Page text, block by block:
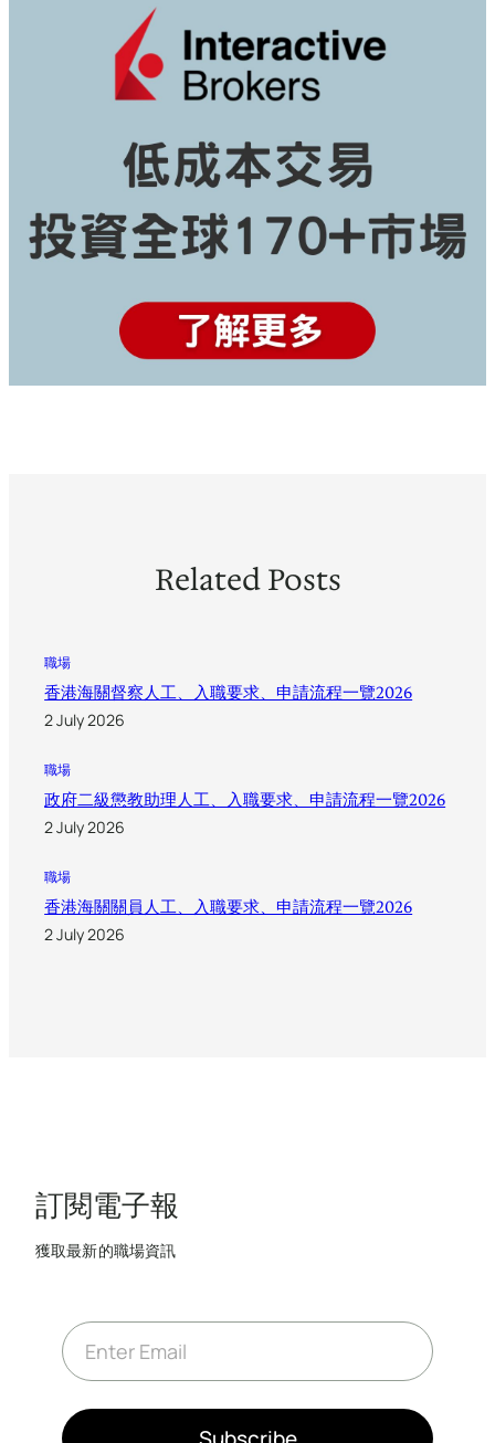
Related Posts
職場
香港海關督察人工、入職要求、申請流程一覽2026
2 July 2026
職場
政府二級懲教助理人工、入職要求、申請流程一覽2026
2 July 2026
職場
香港海關關員人工、入職要求、申請流程一覽2026
2 July 2026
訂閱電子報
獲取最新的職場資訊
E
m
a
*